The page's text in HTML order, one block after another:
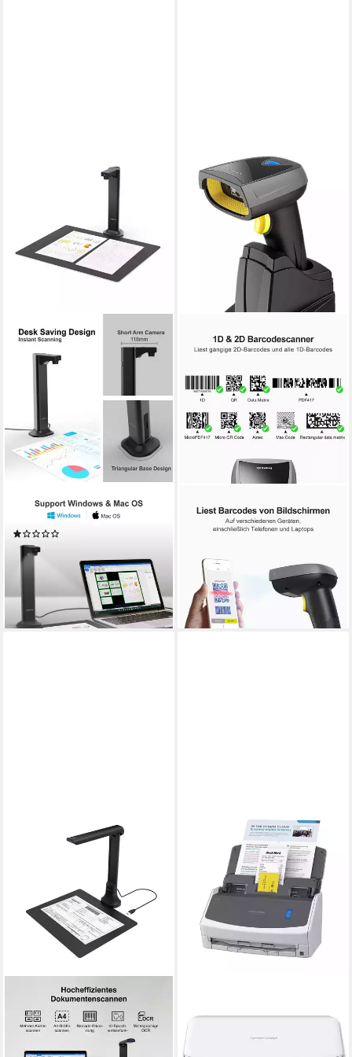
VIISAN
DL8 Dokumentenscanner
99,00 €
-34%
lieferbar - in 2-3 Werktagen bei dir
1D/2D QR Barcode Scanner
Handscanner
119,99 €
159,99 €
-25%
lieferbar - in 3-4 Werktagen bei dir